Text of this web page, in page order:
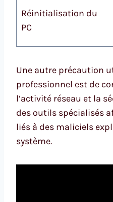
Réinitialisation du
PC
Une autre précaution
professionnel est de
l’activité réseau et la
des outils spécialisés
liés à des maliciels
système.